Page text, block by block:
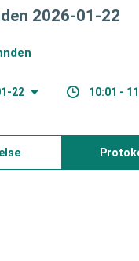
2026-01-22
22 10:01 -